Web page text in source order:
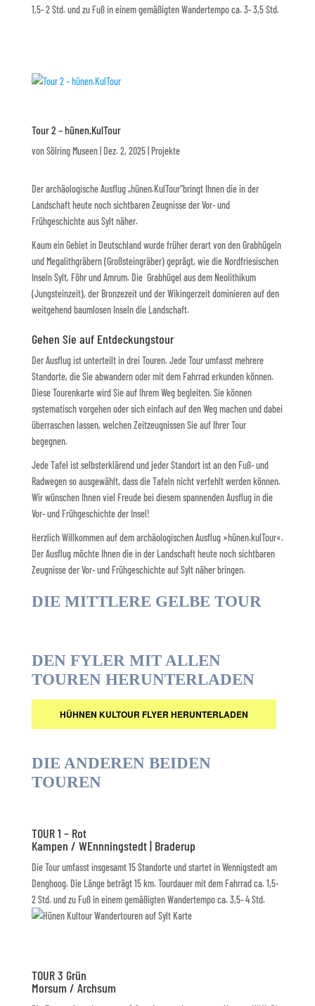
1,5- 2 Std. und zu Fuß in einem gemäßigten Wandertempo ca. 3- 3,5 Std.
Tour 2 – hünen.KulTour
vonSölring Museen| Dez. 2, 2025| Projekte
Der archäologische Ausflug „hünen.KulTour“bringt Ihnen die in der
Landschaft heute noch sichtbaren Zeugnisse der Vor- und
Frühgeschichte aus Sylt näher.
Kaum ein Gebiet in Deutschland wurde früher derart von den Grabhügeln
und Megalithgräbern (Großsteingräber) geprägt, wie die Nordfriesischen
Inseln Sylt, Föhr und Amrum. Die Grabhügel aus dem Neolithikum
(Jungsteinzeit), der Bronzezeit und der Wikingerzeit dominieren auf den
weitgehend baumlosen Inseln die Landschaft.
Gehen Sie auf Entdeckungstour
Der Ausflug ist unterteilt in drei Touren. Jede Tour umfasst mehrere
Standorte, die Sie abwandern oder mit dem Fahrrad erkunden können.
Diese Tourenkarte wird Sie auf Ihrem Weg begleiten. Sie können
systematisch vorgehen oder sich einfach auf den Weg machen und dabei
überraschen lassen, welchen Zeitzeugnissen Sie auf Ihrer Tour
begegnen.
Jede Tafel ist selbsterklärend und jeder Standort ist an den Fuß- und
Radwegen so ausgewählt, dass die Tafeln nicht verfehlt werden können.
Wir wünschen Ihnen viel Freude bei diesem spannenden Ausflug in die
Vor- und Frühgeschichte der Insel!
Herzlich Willkommen auf dem archäologischen Ausflug »hünen.kulTour«.
Der Ausflug möchte Ihnen die in der Landschaft heute noch sichtbaren
Zeugnisse der Vor- und Frühgeschichte auf Sylt näher bringen.
DIE MITTLERE GELBE TOUR
DEN FYLER MIT ALLEN
TOUREN HERUNTERLADEN
HÜHNEN KULTOUR FLYER HERUNTERLADEN
DIE ANDEREN BEIDEN
TOUREN
TOUR 1 – Rot
Kampen / WEnnningstedt | Braderup
Die Tour umfasst insgesamt 15 Standorte und startet in Wennigstedt am
Denghoog. Die Länge beträgt 15 km. Tourdauer mit dem Fahrrad ca. 1,5-
2 Std. und zu Fuß in einem gemäßigten Wandertempo ca. 3,5- 4 Std.
TOUR 3 Grün
Morsum / Archsum